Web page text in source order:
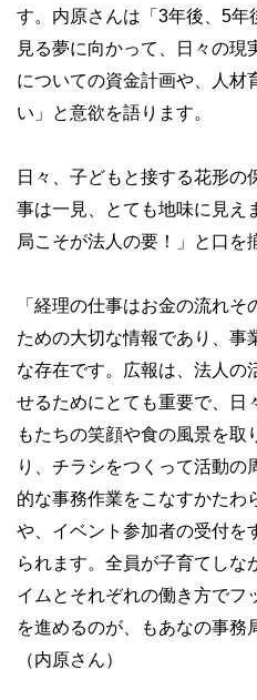
す。内原さんは「3年後、5
見る夢に向かって、日々の
についての資金計画や、人材
い」と意欲を語ります。
日々、子どもと接する花形
事は一見、とても地味に見え
局こそが法人の要！」と口を
「経理の仕事はお金の流れ
ための大切な情報であり、事
な存在です。広報は、法人の
せるためにとても重要で、日
もたちの笑顔や食の風景を取
り、チラシをつくって活動の
的な事務作業をこなすかたわ
や、イベント参加者の受付を
られます。全員が子育てしな
イムとそれぞれの働き方でフ
を進めるのが、もあなの事務
（内原さん）